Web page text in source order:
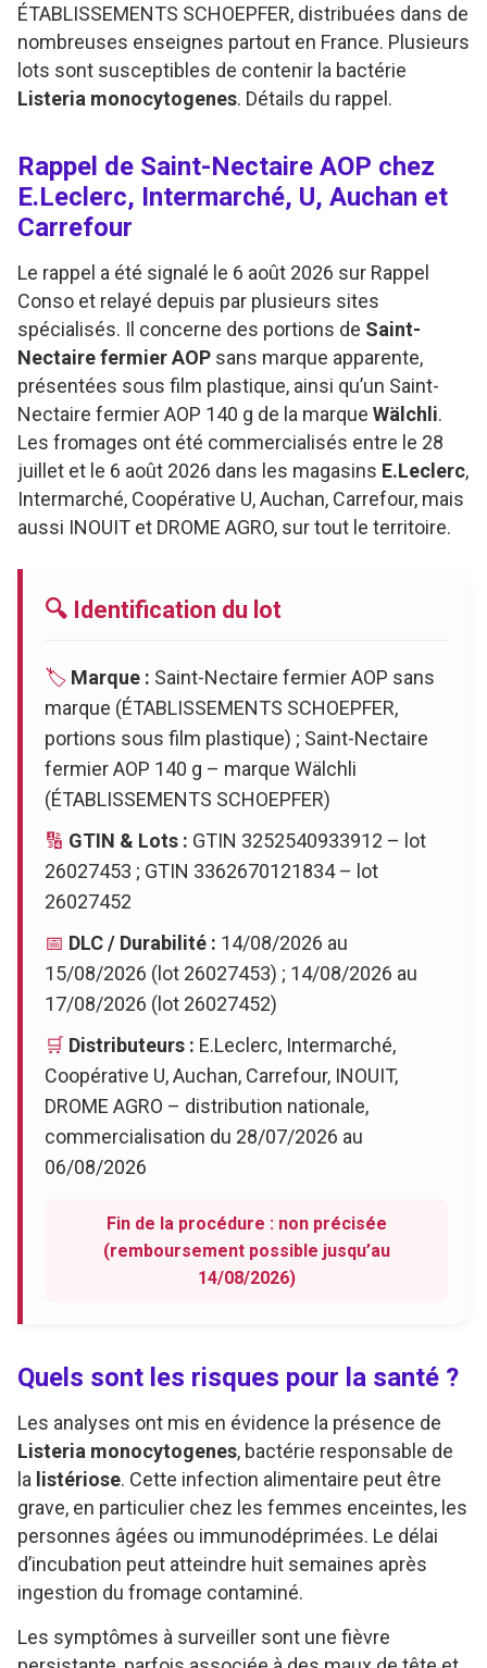
ÉTABLISSEMENTS SCHOEPFER, distribuées dans de
nombreuses enseignes partout en France. Plusieurs
lots sont susceptibles de contenir la bactérie
Listeria monocytogenes. Détails du rappel.
Rappel de Saint-Nectaire AOP chez
E.Leclerc, Intermarché, U, Auchan et
Carrefour
Le rappel a été signalé le 6 août 2026 sur Rappel
Conso et relayé depuis par plusieurs sites
spécialisés. Il concerne des portions de Saint-
Nectaire fermier AOP sans marque apparente,
présentées sous film plastique, ainsi qu’un Saint-
Nectaire fermier AOP 140 g de la marque Wälchli.
Les fromages ont été commercialisés entre le 28
juillet et le 6 août 2026 dans les magasins E.Leclerc,
Intermarché, Coopérative U, Auchan, Carrefour, mais
aussi INOUIT et DROME AGRO, sur tout le territoire.
🔍 Identification du lot
🏷️ Marque : Saint-Nectaire fermier AOP sans
marque (ÉTABLISSEMENTS SCHOEPFER,
portions sous film plastique) ; Saint-Nectaire
fermier AOP 140 g – marque Wälchli
(ÉTABLISSEMENTS SCHOEPFER)
🔢 GTIN & Lots : GTIN 3252540933912 – lot
26027453 ; GTIN 3362670121834 – lot
26027452
📅 DLC / Durabilité : 14/08/2026 au
15/08/2026 (lot 26027453) ; 14/08/2026 au
17/08/2026 (lot 26027452)
🛒 Distributeurs : E.Leclerc, Intermarché,
Coopérative U, Auchan, Carrefour, INOUIT,
DROME AGRO – distribution nationale,
commercialisation du 28/07/2026 au
06/08/2026
Fin de la procédure : non précisée
(remboursement possible jusqu’au
14/08/2026)
Quels sont les risques pour la santé ?
Les analyses ont mis en évidence la présence de
Listeria monocytogenes, bactérie responsable de
la listériose. Cette infection alimentaire peut être
grave, en particulier chez les femmes enceintes, les
personnes âgées ou immunodéprimées. Le délai
d’incubation peut atteindre huit semaines après
ingestion du fromage contaminé.
Les symptômes à surveiller sont une fièvre